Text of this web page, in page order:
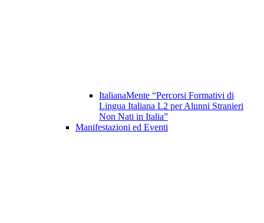
ItalianaMente “Percorsi Formativi di
Lingua Italiana L2 per Alunni Stranieri
Non Nati in Italia”
Manifestazioni ed Eventi